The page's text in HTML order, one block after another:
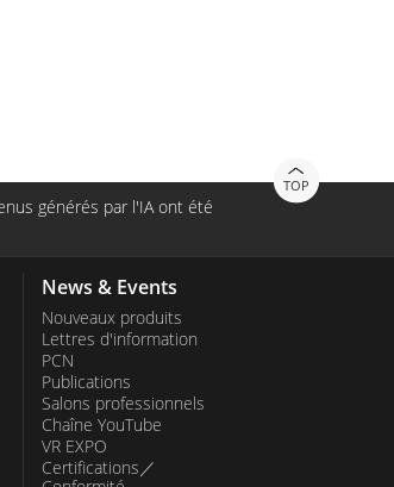
TOP
générés par l'IA ont été
News & Events
Nouveaux produits
Lettres d'information
PCN
Publications
Salons professionnels
Chaîne YouTube
VR EXPO
Certifications／